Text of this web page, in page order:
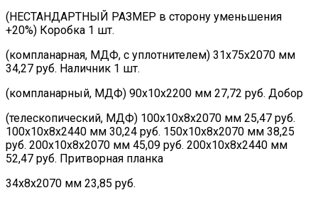
(НЕСТАНДАРТНЫЙ РАЗМЕР в сторону уменьшения
+20%) Коробка 1 шт.
(компланарная, МДФ, с уплотнителем) 31х75х2070 мм
34,27 руб. Наличник 1 шт.
(компланарный, МДФ) 90х10х2200 мм 27,72 руб. Добор
(телескопический, МДФ) 100х10х8х2070 мм 25,47 руб.
100х10х8х2440 мм 30,24 руб. 150х10х8х2070 мм 38,25
руб. 200х10х8х2070 мм 45,09 руб. 200х10х8х2440 мм
52,47 руб. Притворная планка
34х8х2070 мм 23,85 руб.